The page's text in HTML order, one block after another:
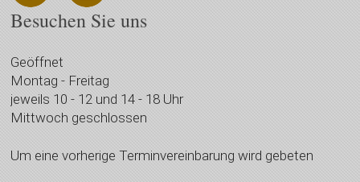
Besuchen Sie uns
Geöffnet
Montag - Freitag
jeweils 10 - 12 und 14 - 18 Uhr
Mittwoch geschlossen
Um eine vorherige Terminvereinbarung wird gebeten